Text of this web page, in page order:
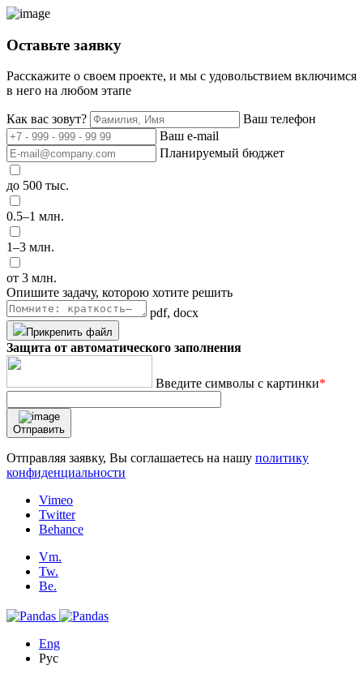
Оставьте заявку
Расскажите о своем проекте, и мы с удовольствием включимся
в него на любом этапе
Как вас зовут?
Ваш телефон
Ваш e-mail
Планируемый бюджет
до 500 тыс.
0.5–1 млн.
1–3 млн.
от 3 млн.
Опишите задачу, которою хотите решить
pdf, docx
Прикрепить файл
Защита от автоматического заполнения
Введите символы с картинки*
Отправить
Отправляя заявку, Вы соглашаетесь на нашу политику
конфиденциальности
Vimeo
Twitter
Behance
Vm.
Tw.
Be.
Eng
Рус